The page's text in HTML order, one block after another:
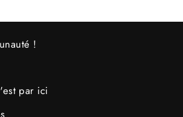
!
par ici